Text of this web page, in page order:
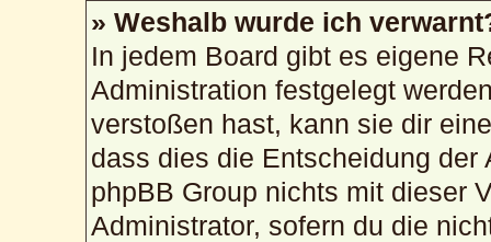
» Weshalb wurde ich
In jedem Board gibt es eigene
Administration festgelegt
verstoßen hast, kann sie dir
dass dies die Entscheidung
phpBB Group nichts mit dieser
Administrator, sofern du die